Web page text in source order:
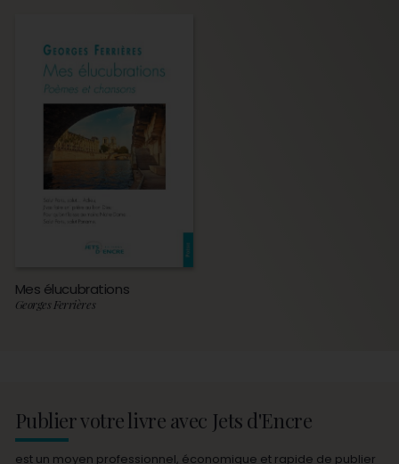
Mes élucubrations
Georges Ferrières
Publier votre livre avec Jets d'Encre
est un moyen professionnel, économique et rapide de publier